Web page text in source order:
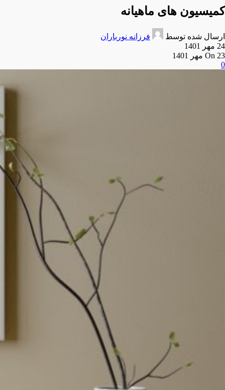
کمیسیون های ماهیانه
ارسال شده توسط
فرزانه نورباران
24 مهر 1401
On 23 مهر 1401
0